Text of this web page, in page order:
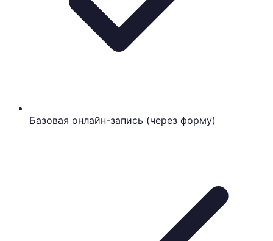
Базовая онлайн-запись (через форму)